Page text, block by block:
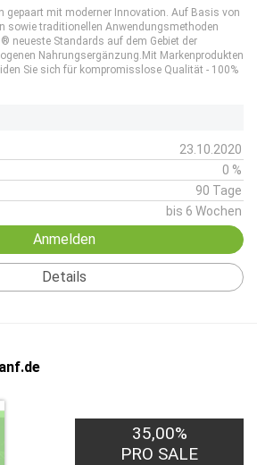
gepaart mit moderner Innovation. Auf Basis von
sowie traditionellen Anwendungsmethoden
neueste Standards auf dem Gebiet der
Nahrungsergänzung.Mit Markenprodukten
Sie sich für kompromisslose Qualität - 100%
23.10.2020
0 %
90 Tage
bis 6 Wochen
Anmelden
Details
35,00%
PRO SALE